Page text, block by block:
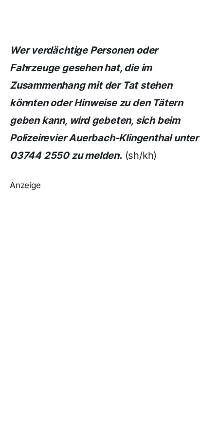
Wer verdächtige Personen oder
Fahrzeuge gesehen hat, die im
Zusammenhang mit der Tat stehen
könnten oder Hinweise zu den Tätern
geben kann, wird gebeten, sich beim
Polizeirevier Auerbach-Klingenthal unter
03744 2550 zu melden. (sh/kh)
Anzeige